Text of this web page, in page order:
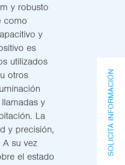
y robusto
como
y
es
utilizados
otros
y
La
y precisión,
su vez
el estado
SOLICITA INFORMACIÓN